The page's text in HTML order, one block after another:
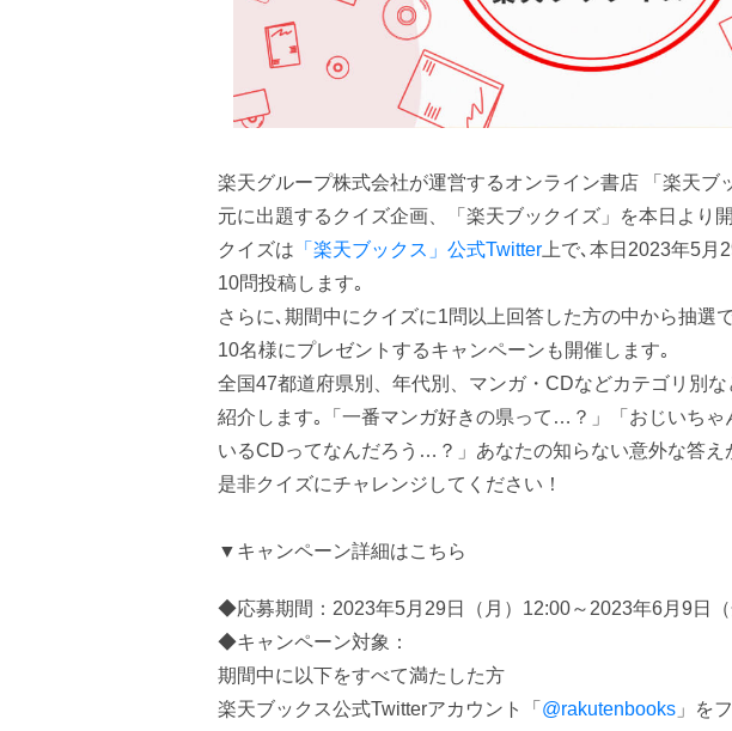
楽天グループ株式会社が運営するオンライン書店 「楽天ブ
元に出題するクイズ企画、「楽天ブックイズ」を本日より
クイズは 「楽天ブックス」公式Twitter 上で､本日2023年5
10問投稿します｡
さらに､期間中にクイズに1問以上回答した方の中から抽選
10名様にプレゼントするキャンペーンも開催します｡
全国47都道府県別、年代別、マンガ・CDなどカテゴリ別
紹介します｡「一番マンガ好きの県って…？」「おじいちゃ
いるCDってなんだろう…？」あなたの知らない意外な答え
是非クイズにチャレンジしてください！
▼キャンペーン詳細はこちら
◆応募期間：2023年5月29日（月）12:00～2023年6月9日
◆キャンペーン対象：
期間中に以下をすべて満たした方
楽天ブックス公式Twitterアカウント「 @rakutenbooks 」を